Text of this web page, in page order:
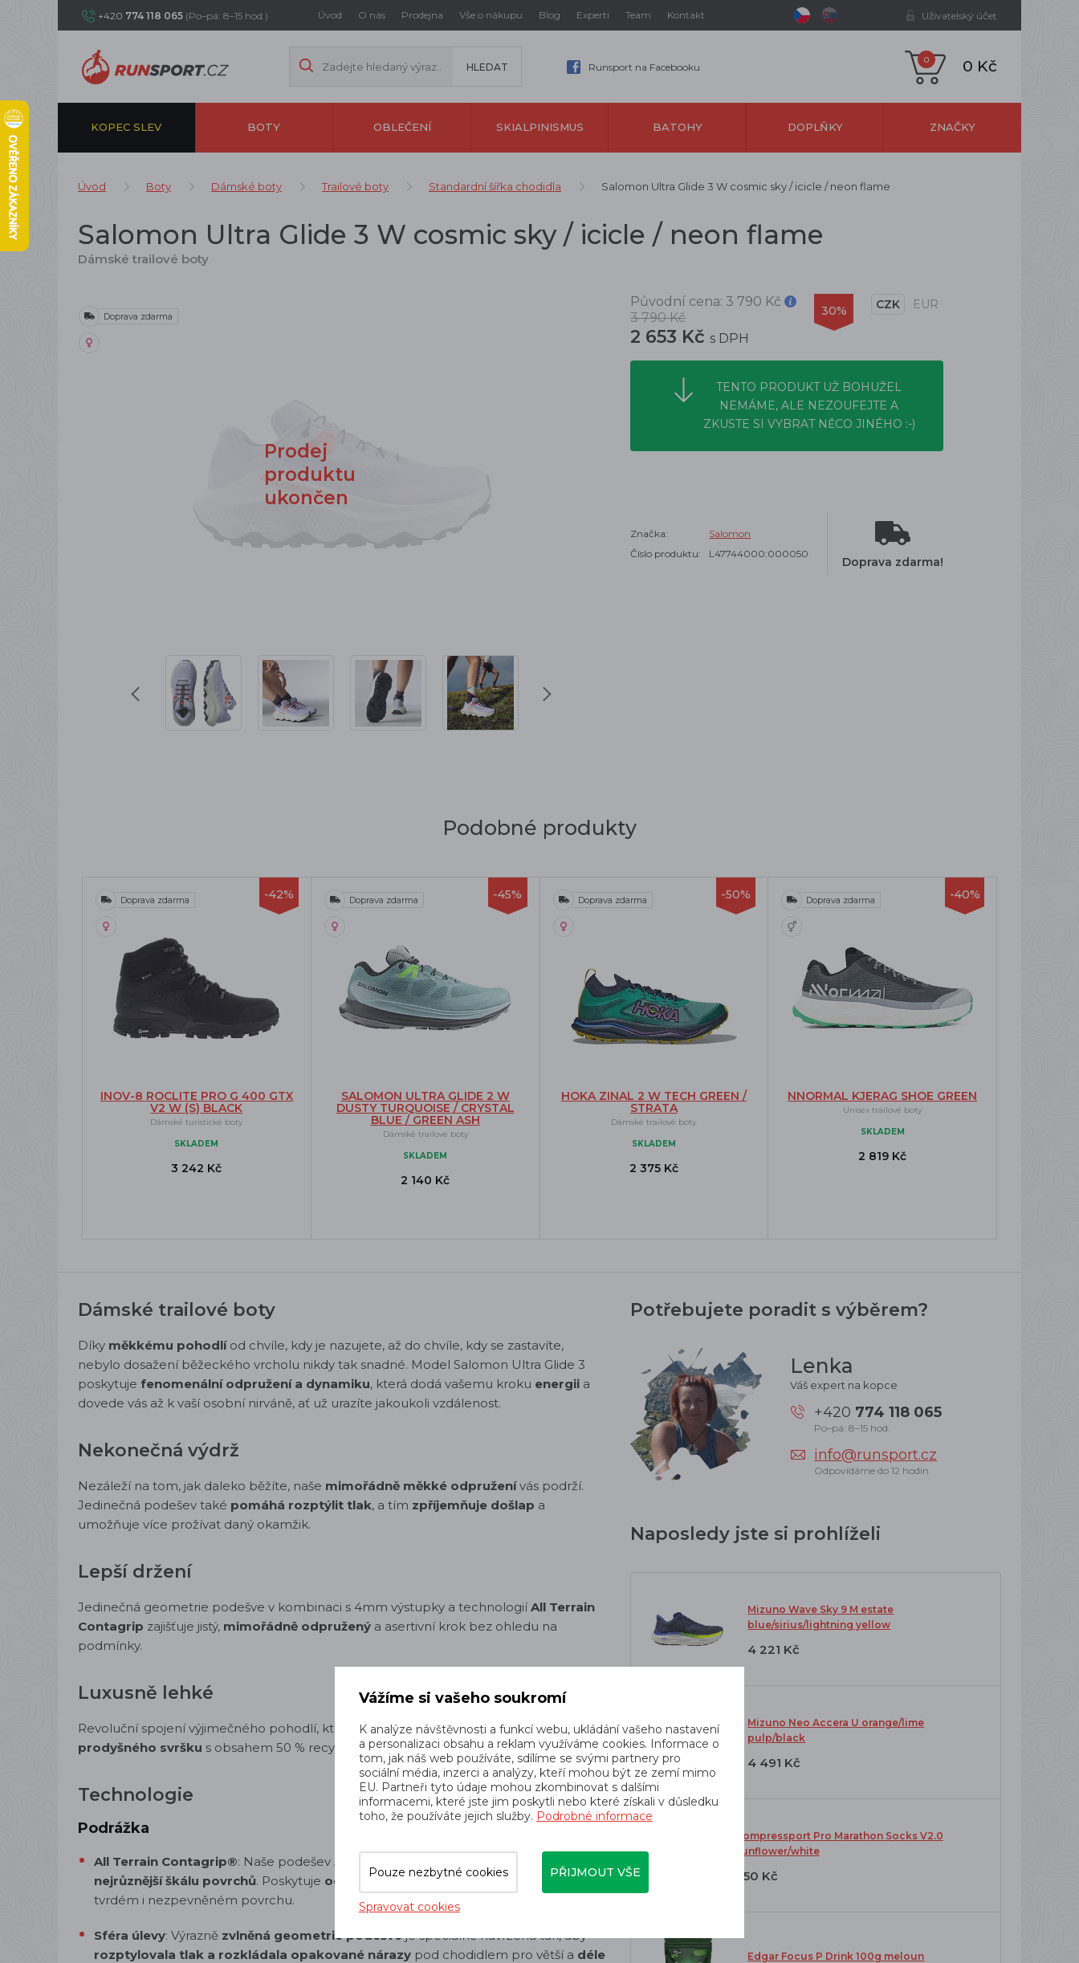
+420 774 118 065 (Po–pá: 8–15 hod.) Úvod O nás Prodejna Vše o nákupu Blog Experti Team Kontakt Uživatelský účet
Runsport na Facebooku
0 0 Kč
KOPEC SLEV BOTY OBLEČENÍ SKIALPINISMUS BATOHY DOPLŇKY ZNAČKY
Úvod Boty Dámské boty Trailové boty Standardní šířka chodidla Salomon Ultra Glide 3 W cosmic sky / icicle / neon flame
Salomon Ultra Glide 3 W cosmic sky / icicle / neon flame
Dámské trailové boty
Doprava zdarma
Prodej
produktu
ukončen
Původní cena: 3 790 Kč
3 790 Kč
2 653 Kč s DPH
30% CZK EUR
TENTO PRODUKT UŽ BOHUŽEL
NEMÁME, ALE NEZOUFEJTE A
ZKUSTE SI VYBRAT NĚCO JINÉHO :-)
Značka:
Salomon
Číslo produktu:
L47744000:000050
Doprava zdarma!
Podobné produkty
-42%
Doprava zdarma
INOV-8 ROCLITE PRO G 400 GTX
V2 W (S) BLACK
Dámské turistické boty
SKLADEM
3 242 Kč
-45%
Doprava zdarma
SALOMON ULTRA GLIDE 2 W
DUSTY TURQUOISE / CRYSTAL
BLUE / GREEN ASH
Dámské trailové boty
SKLADEM
2 140 Kč
-50%
Doprava zdarma
HOKA ZINAL 2 W TECH GREEN /
STRATA
Dámské trailové boty
SKLADEM
2 375 Kč
-40%
Doprava zdarma
NNORMAL KJERAG SHOE GREEN
Unisex trailové boty
SKLADEM
2 819 Kč
Dámské trailové boty
Díky měkkému pohodlíod chvíle, kdy je nazujete, až do chvíle, kdy se zastavíte,
nebylo dosažení běžeckého vrcholu nikdy tak snadné. Model Salomon Ultra Glide 3
poskytuje fenomenální odpružení a dynamiku, která dodá vašemu kroku energii a
dovede vás až k vaší osobní nirváně, ať už urazíte jakoukoli vzdálenost.
Nekonečná výdrž
Nezáleží na tom, jak daleko běžíte, naše mimořádně měkké odpruženívás podrží.
Jedinečná podešev také pomáhá rozptýlit tlak, a tím zpříjemňuje došlap a
umožňuje více prožívat daný okamžik.
Lepší držení
Jedinečná geometrie podešve v kombinaci s 4mm výstupky a technologiíAll Terrain
Contagrip zajišťuje jistý, mimořádně odpružený a asertivní krok bez ohledu na
podmínky.
Luxusně lehké
Revoluční spojení výjimečného pohodlí, které mění pravidla hra aultralehkého a
prodyšného svršku s obsahem 50 % recyklovaného materiálu.
Technologie
Podrážka
All Terrain Contagrip®: Naše podešev All Terrain Contagrip® je určena pro
nejrůznější škálu povrchů. Poskytuje odolnost a jistotu na mokrém, suchém,
tvrdém i nezpevněném povrchu.
Sféra úlevy: Výrazně zvlněná geometrie podešveje speciálně navržena tak, aby
rozptylovala tlak a rozkládala opakované nárazy pod chodidlem pro větší a déle
Potřebujete poradit s výběrem?
Lenka
Váš expert na kopce
+420 774 118 065
Po–pá: 8–15 hod.
info@runsport.cz
Odpovídáme do 12 hodin
Naposledy jste si prohlíželi
Mizuno Wave Sky 9 M estate
blue/sirius/lightning yellow
4 221 Kč
Mizuno Neo Accera U orange/lime
pulp/black
4 491 Kč
Compressport Pro Marathon Socks V2.0
sunflower/white
650 Kč
Edgar Focus P Drink 100g meloun
Vážíme si vašeho soukromí
K analýze návštěvnosti a funkcí webu, ukládání vašeho nastavení
a personalizaci obsahu a reklam využíváme cookies. Informace o
tom, jak náš web používáte, sdílíme se svými partnery pro
sociální média, inzerci a analýzy, kteří mohou být ze zemí mimo
EU. Partneři tyto údaje mohou zkombinovat s dalšími
informacemi, které jste jim poskytli nebo které získali v důsledku
toho, že používáte jejich služby. Podrobné informace
Pouze nezbytné cookies PŘIJMOUT VŠE
Spravovat cookies